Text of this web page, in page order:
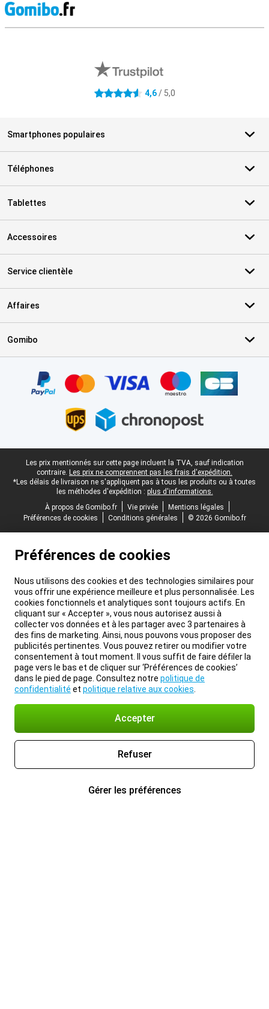
4.6 étoiles 4,6/ 5,0
Smartphones populaires
Téléphones
Tablettes
Accessoires
Service clientèle
Affaires
Gomibo
Pied-de-page légal
Les prix mentionnés sur cette page incluent la TVA, sauf indication
contraire. Les prix ne comprennent pas les frais d'expédition.
*Les délais de livraison ne s'appliquent pas à tous les produits ou à toutes
les méthodes d'expédition : plus d'informations.
À propos de Gomibo.fr
Vie privée
Mentions légales
Préférences de cookies
Conditions générales © 2026 Gomibo.fr
Préférences de cookies
Nous utilisons des cookies et des technologies similaires pour
vous offrir une expérience meilleure et plus personnalisée. Les
cookies fonctionnels et analytiques sont toujours actifs. En
cliquant sur « Accepter », vous nous autorisez aussi à
collecter vos données et à les partager avec 3 partenaires à
des fins de marketing. Ainsi, nous pouvons vous proposer des
publicités pertinentes. Vous pouvez retirer ou modifier votre
consentement à tout moment. Il vous suffit de faire défiler la
page vers le bas et de cliquer sur ‘Préférences de cookies’
dans le pied de page. Consultez notre politique de
confidentialité et politique relative aux cookies
Accepter
Refuser
Gérer les préférences